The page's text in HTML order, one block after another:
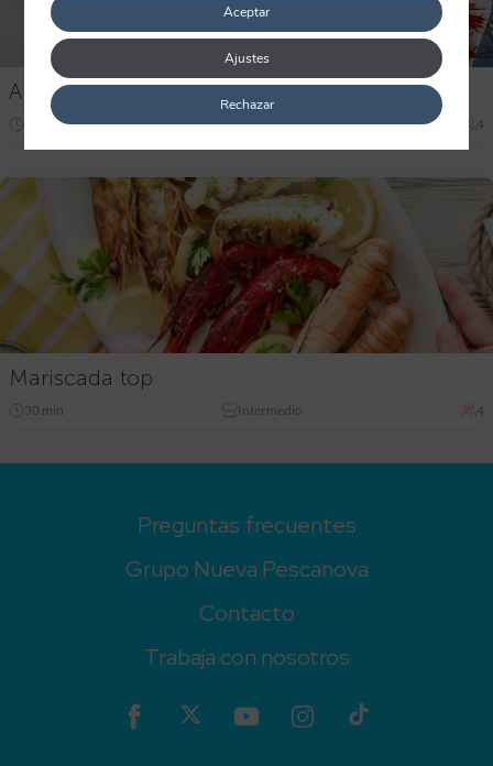
Arroz rojo con carabineros en Thermomix
60 min Principiante 4
Mariscada top
30 min Intermedio 4
Preguntas frecuentes
Grupo Nueva Pescanova
Contacto
Trabaja con nosotros
Aceptar
Rechazar
Ajustes